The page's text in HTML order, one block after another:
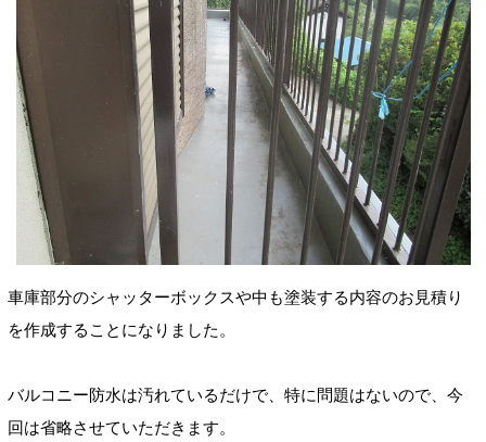
車庫部分のシャッターボックスや中も塗装する内容のお見積り
を作成することになりました。
バルコニー防水は汚れているだけで、特に問題はないので、今
回は省略させていただきます。